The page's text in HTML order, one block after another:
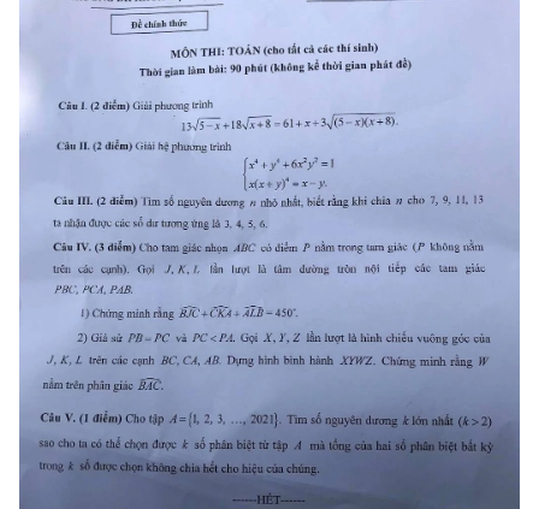
CHƯƠNG TRÌNH OCOP - MỖI XÃ
MỘT SẢN PHẨM
RADIO
E-Magazine
Video
Media Chính trị
Media Kinh tế
Media Văn hóa